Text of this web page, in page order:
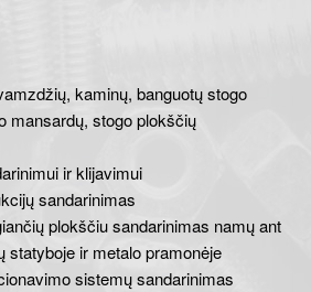
kaminų, banguotų stogo
mansardų, stogo plokščių
ir klijavimui
sandarinimas
plokščiu sandarinimas namų ant
statyboje ir metalo pramonėje
sistemų sandarinimas